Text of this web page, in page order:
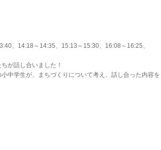
、14:18～14:35、15:13～15:30、16:08～16:25、
が話し合いました！
中学生が、まちづくりについて考え、話し合った内容を